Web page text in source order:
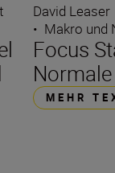
David Leaser
• Makro und
Focus
MEHR